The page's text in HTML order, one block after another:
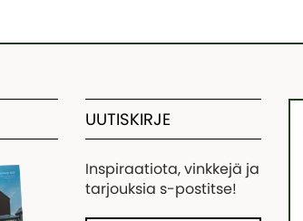
UUTISKIRJE
Inspiraatiota, vinkkejä ja
tarjouksia s-postitse!